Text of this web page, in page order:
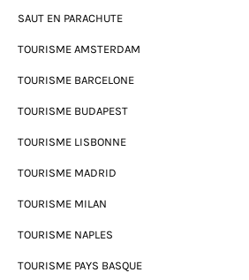
SAUT EN PARACHUTE
TOURISME AMSTERDAM
TOURISME BARCELONE
TOURISME BUDAPEST
TOURISME LISBONNE
TOURISME MADRID
TOURISME MILAN
TOURISME NAPLES
TOURISME PAYS BASQUE